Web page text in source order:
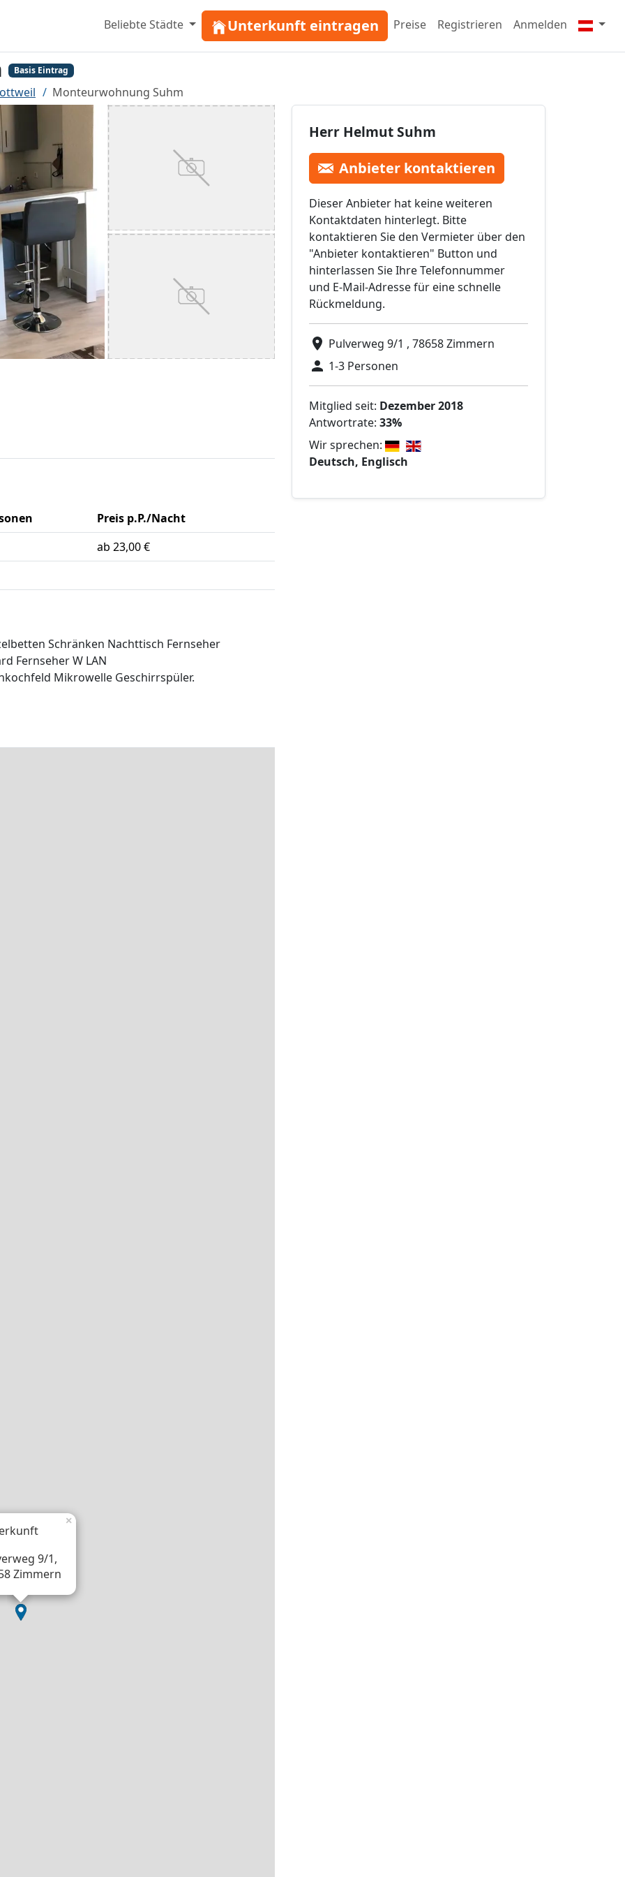
Beliebte Städte Unterkunft eintragen Preise Registrieren Anmelden
Basis Eintrag
Monteurwohnung Suhm
Herr Helmut Suhm
Anbieter kontaktieren
Dieser Anbieter hat keine weiteren
Kontaktdaten hinterlegt. Bitte
kontaktieren Sie den Vermieter über den
"Anbieter kontaktieren" Button und
hinterlassen Sie Ihre Telefonnummer
und E-Mail-Adresse für eine schnelle
Rückmeldung.
Pulverweg 9/1 , 78658 Zimmern
1-3 Personen
Mitglied seit: Dezember 2018
Antwortrate: 33%
Wir sprechen:
Deutsch, Englisch
Preis p.P./Nacht
ab 23,00 €
Schränken Nachttisch Fernseher
Fernseher W LAN
Mikrowelle Geschirrspüler.
9/1,
Zimmern
×